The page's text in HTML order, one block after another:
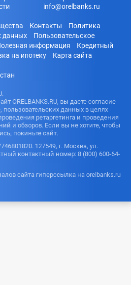
info@orelbanks.ru
Контакты
Политика
данных
Пользовательское
информация
Кредитный
на ипотеку Карта сайта
ORELBANKS.RU, вы даете согласие
пользовательских данных в целях
ретаргетинга и проведения
и обзоров. Если вы не хотите, чтобы
покиньте сайт.
127549, г. Москва, ул.
контактный номер: 8 (800) 600-64-
сайта гиперссылка на orelbanks.ru